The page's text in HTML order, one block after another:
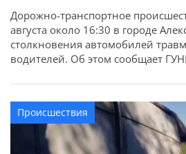
Дорожно-транспортное
августа около 16:30 в городе
столкновения автомобилей
водителей. Об этом сообщает
1970 года рождения автомобиля
который двигался в
выполнении маневра обгона
автомобилем Kia под
1997 года […]
Происшествия